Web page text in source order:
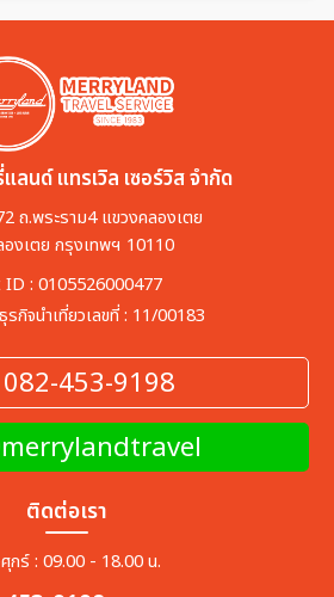
ลนด์ แทรเวิล เซอร์วิส จำกัด
ถ.พระราม4 แขวงคลองเตย
องเตย กรุงเทพฯ 10110
ID : 0105526000477
กิจนำเที่ยวเลขที่ : 11/00183
082-453-9198
ติดต่อเรา
กร์ : 09.00 - 18.00 น.